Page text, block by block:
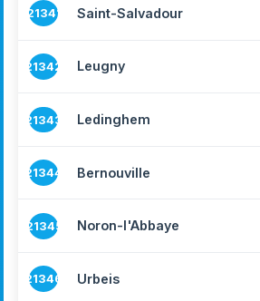
21341 Saint-Salvadour
21342 Leugny
21343 Ledinghem
21344 Bernouville
21345 Noron-l'Abbaye
21346 Urbeis